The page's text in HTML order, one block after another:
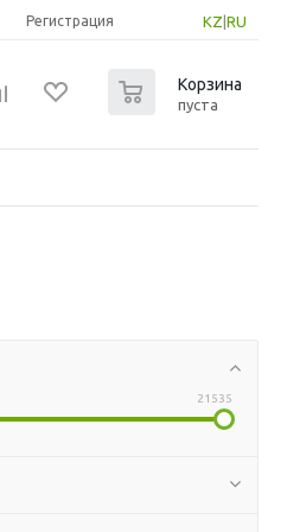
KZ RU
Регистрация
Корзина
пуста
21535